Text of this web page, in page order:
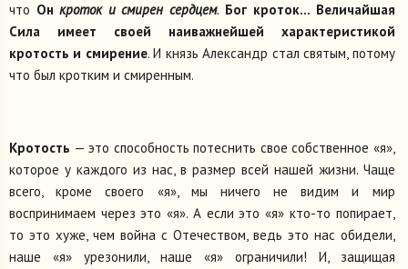
что Онкроток и смирен сердцем. Бог кроток... Величайшая
Сила имеет своей наиважнейшей характеристикой
кротость и смирение. И князь Александр стал святым, потому
что был кротким и смиренным.
Кротость — это способность потеснить свое собственное «я»,
которое у каждого из нас, в размер всей нашей жизни. Чаще
всего, кроме своего «я», мы ничего не видим и мир
воспринимаем через это «я». А если это «я» кто-то попирает,
то это хуже, чем война с Отечеством, ведь это нас обидели,
наше «я» урезонили, наше «я» ограничили! И, защищая